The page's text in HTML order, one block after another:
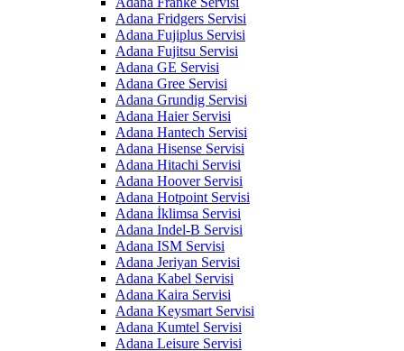
Adana Fridgers Servisi
Adana Fujiplus Servisi
Adana Fujitsu Servisi
Adana GE Servisi
Adana Gree Servisi
Adana Grundig Servisi
Adana Haier Servisi
Adana Hantech Servisi
Adana Hisense Servisi
Adana Hitachi Servisi
Adana Hoover Servisi
Adana Hotpoint Servisi
Adana İklimsa Servisi
Adana Indel-B Servisi
Adana ISM Servisi
Adana Jeriyan Servisi
Adana Kabel Servisi
Adana Kaira Servisi
Adana Keysmart Servisi
Adana Kumtel Servisi
Adana Leisure Servisi